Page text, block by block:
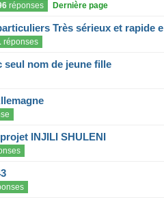
réponses Dernière page
Très sérieux et rapide e
réponses
seul nom de jeune fille
INJILI SHULENI